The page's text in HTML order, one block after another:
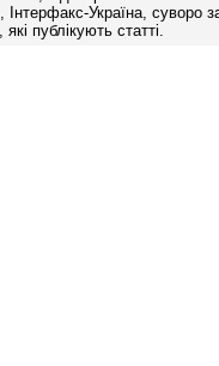
Україна, суворо
публікують статті.